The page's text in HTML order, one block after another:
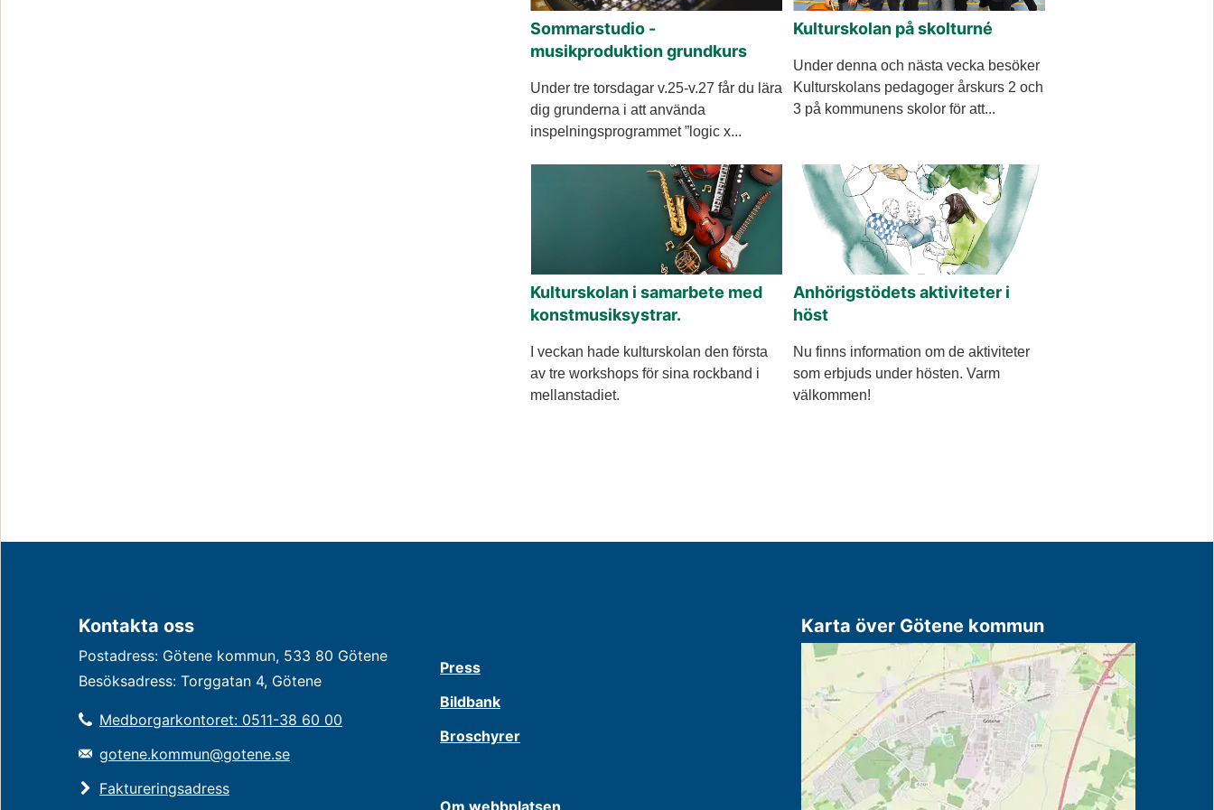
Sommarstudio -
musikproduktion grundkurs
Under tre torsdagar v.25-v.27 får du lära
dig grunderna i att använda
inspelningsprogrammet ”logic x...
Kulturskolan på skolturné
Under denna och nästa vecka besöker
Kulturskolans pedagoger årskurs 2 och
3 på kommunens skolor för att...
Kulturskolan i samarbete med
konstmusiksystrar.
I veckan hade kulturskolan den första
av tre workshops för sina rockband i
mellanstadiet.
Anhörigstödets aktiviteter i
höst
Nu finns information om de aktiviteter
som erbjuds under hösten. Varm
välkommen!
Kontakta oss
Postadress: Götene kommun, 533 80 Götene
Besöksadress: Torggatan 4, Götene
Medborgarkontoret: 0511-38 60 00
gotene.kommun@gotene.se
Faktureringsadress
Press
Bildbank
Broschyrer
Om webbplatsen
Karta över Götene kommun